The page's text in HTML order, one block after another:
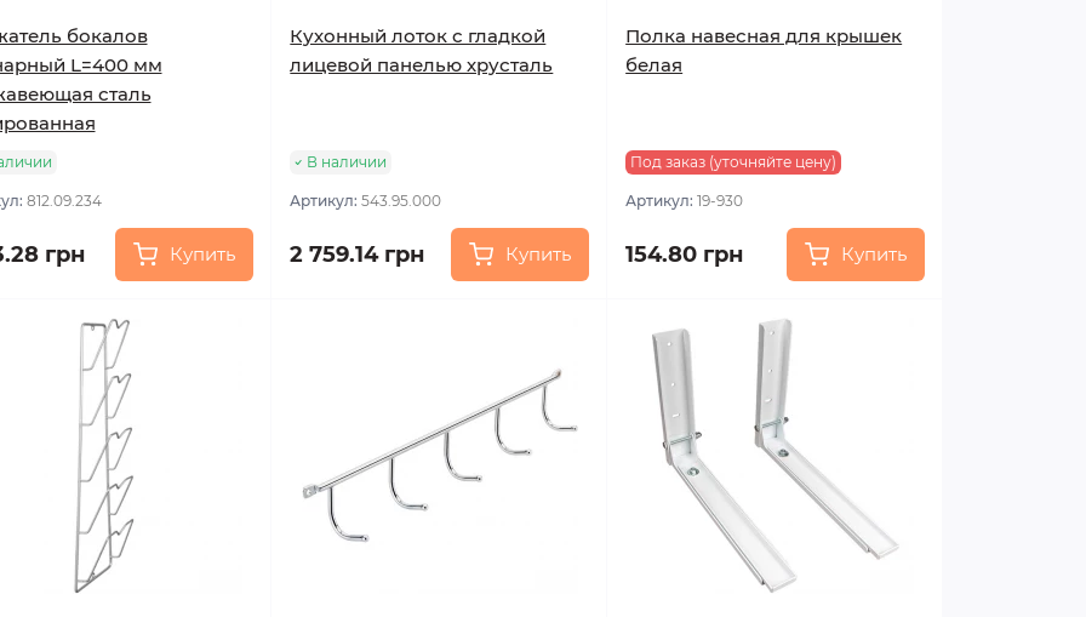
бокалов
L=400 мм
сталь
812.09.234
грн Купить
Кухонный лоток с гладкой
лицевой панелью хрусталь
В наличии
Артикул:543.95.000
2 759.14 грн Купить
Полка навесная для крышек
белая
Под заказ (уточняйте цену)
Артикул:19-930
154.80 грн Купить